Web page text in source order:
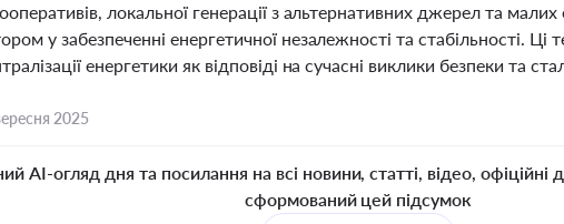
локальної генерації з альтернативних джерел та
у забезпеченні енергетичної незалежності та стабільності. Ці
енергетики як відповіді на сучасні виклики безпеки та
2025
AI-огляд дня та посилання на всі новини, статті, відео, офіційні
сформований цей підсумок